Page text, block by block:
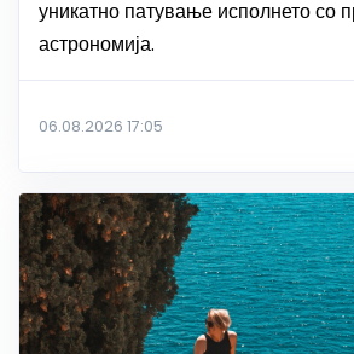
уникатно патување исполнето со
астрономија.
06.08.2026 17:05